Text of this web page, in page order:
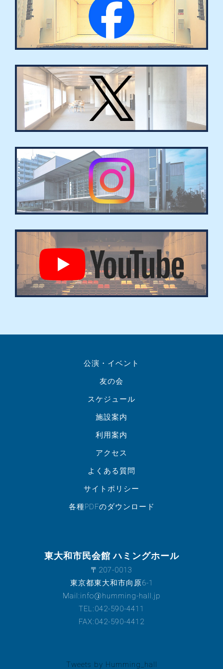
公演・イベント
友の会
スケジュール
施設案内
利用案内
アクセス
よくある質問
サイトポリシー
各種PDFのダウンロード
東大和市民会館 ハミングホール
〒207-0013
東京都東大和市向原6-1
Mail:info@humming-hall.jp
TEL:042-590-4411
FAX:042-590-4412
Tweets by Humming_hall